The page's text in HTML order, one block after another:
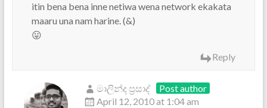
itin bena bena inne netiwa wena network ekakata
maaru una nam harine. (&)
😛
Reply
මාලින්ද ප්‍රසාද්
Post author
April 12, 2010 at 1:04 am